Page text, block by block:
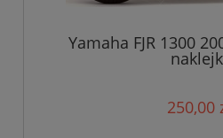
Yamaha FJR 1300
250,00